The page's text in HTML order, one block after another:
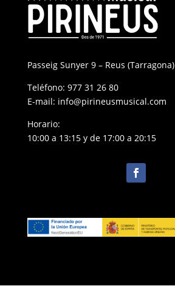
Passeig Sunyer 9 – Reus (Tarragona)
Teléfono: 977 31 26 80
E-mail: info@pirineusmusical.com
Horario:
10:00 a 13:15 y de 17:00 a 20:15